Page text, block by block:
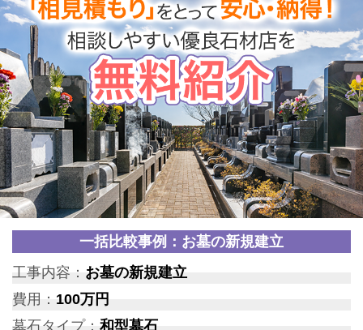
一括比較事例：お墓の新規建立
工事内容： お墓の新規建立
費用： 100万円
墓石タイプ：和型墓石